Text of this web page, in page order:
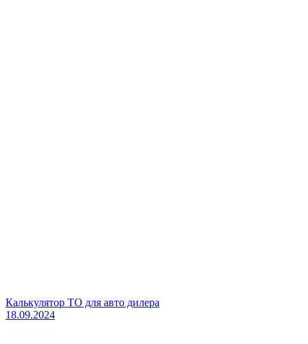
Калькулятор ТО для авто дилера
18.09.2024